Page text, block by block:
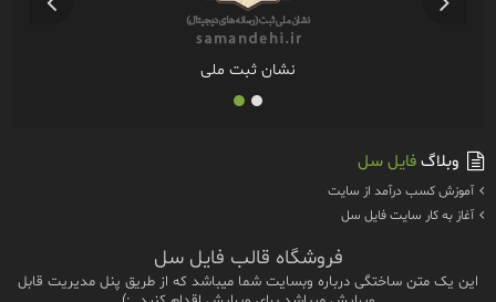
نشان ثبت ملی
وبلاگفایل سل
آموزش كسب درآمد از سايت
آغاز به كار سايت فايل سل
فروشگاه قالب فایل سل
این یک متن ساختگی درباره وبسایت شما میباشد که از طریق پنل مدیریت قابل